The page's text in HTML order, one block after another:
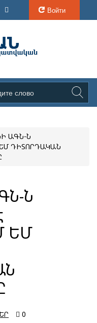
Войти
ԱԳՆ-Ն
ԴԻՏՈՐԴԱԿԱՆ
Ն
ԵՄ
0